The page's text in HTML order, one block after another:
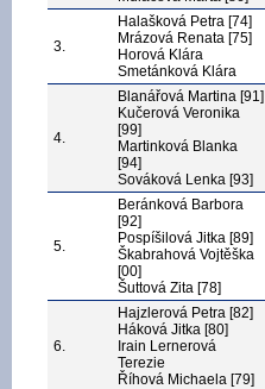
3.
Halašková Petra [74]
Mrázová Renata [75]
Horová Klára
Smetánková Klára
4.
Blanářová Martina [91]
Kučerová Veronika
[99]
Martinková Blanka
[94]
Sováková Lenka [93]
5.
Beránková Barbora
[92]
Pospíšilová Jitka [89]
Škabrahová Vojtěška
[00]
Šuttová Zita [78]
6.
Hajzlerová Petra [82]
Háková Jitka [80]
Irain Lernerová
Terezie
Říhová Michaela [79]